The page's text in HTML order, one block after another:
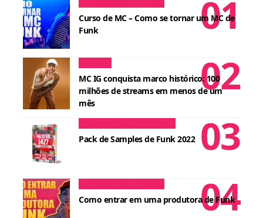
Curso de MC – Como se tornar um MC de
Funk
MC IG conquista marco histórico: 100
milhões de streams em menos de um
mês
Pack de Samples de Funk 2022
Como entrar em uma produtora de Funk